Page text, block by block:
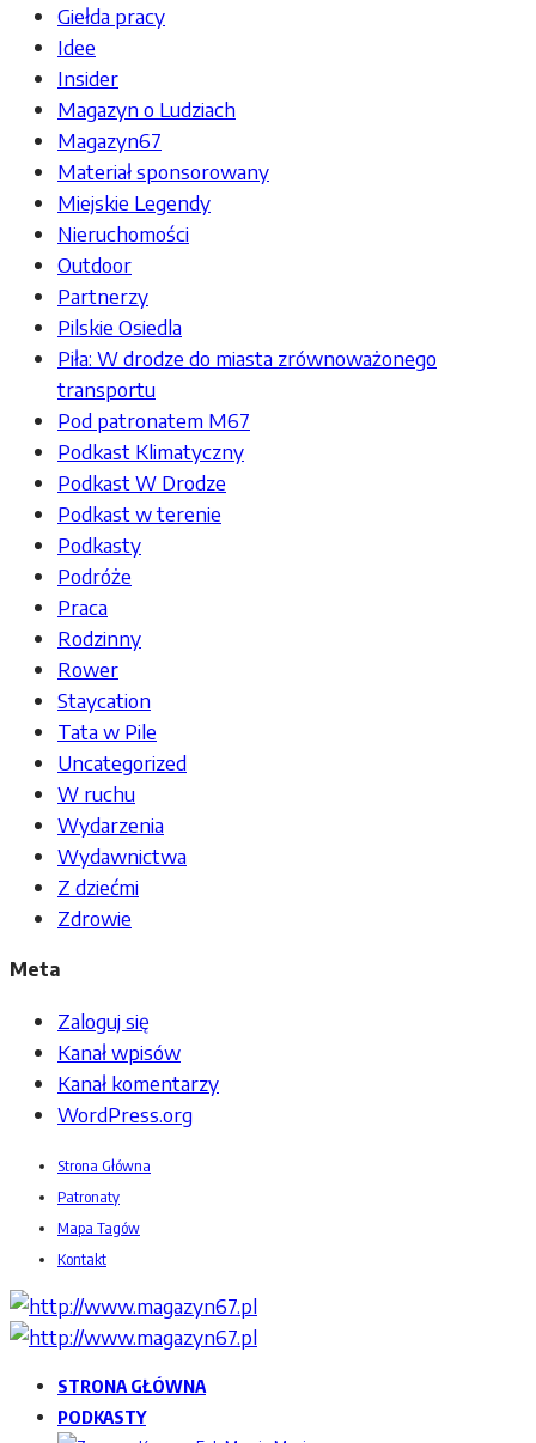
Giełda pracy
Idee
Insider
Magazyn o Ludziach
Magazyn67
Materiał sponsorowany
Miejskie Legendy
Nieruchomości
Outdoor
Partnerzy
Pilskie Osiedla
Piła: W drodze do miasta zrównoważonego
transportu
Pod patronatem M67
Podkast Klimatyczny
Podkast W Drodze
Podkast w terenie
Podkasty
Podróże
Praca
Rodzinny
Rower
Staycation
Tata w Pile
Uncategorized
W ruchu
Wydarzenia
Wydawnictwa
Z dziećmi
Zdrowie
Meta
Zaloguj się
Kanał wpisów
Kanał komentarzy
WordPress.org
Strona Główna
Patronaty
Mapa Tagów
Kontakt
STRONA GŁÓWNA
PODKASTY